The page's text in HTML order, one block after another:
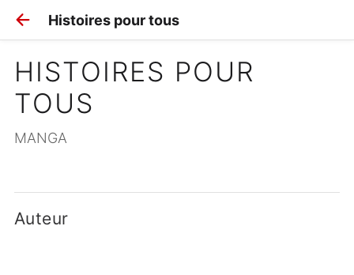
Histoires pour tous
HISTOIRES POUR
TOUS
MANGA
Auteur